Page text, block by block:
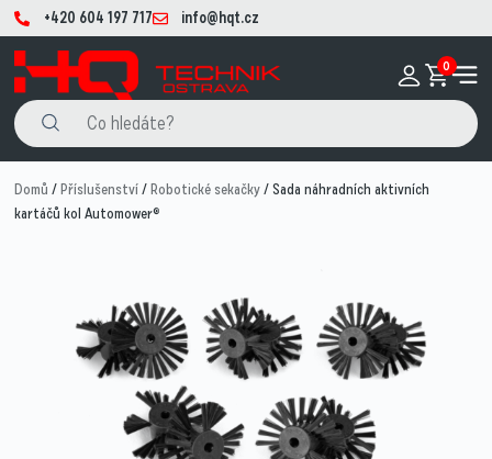
+420 604 197 717 info@hqt.cz
0
Domů /Příslušenství/Robotické sekačky/ Sada náhradních aktivních
kartáčů kol Automower®